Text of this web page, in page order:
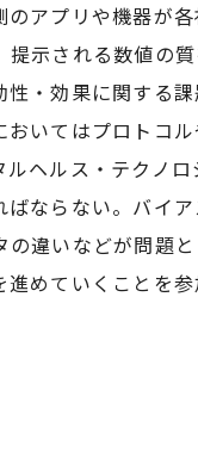
アプリや機器が
示される数値の
・効果に関する
いてはプロトコ
ヘルス・テクノ
ならない。バイ
違いなどが問題
めていくことを